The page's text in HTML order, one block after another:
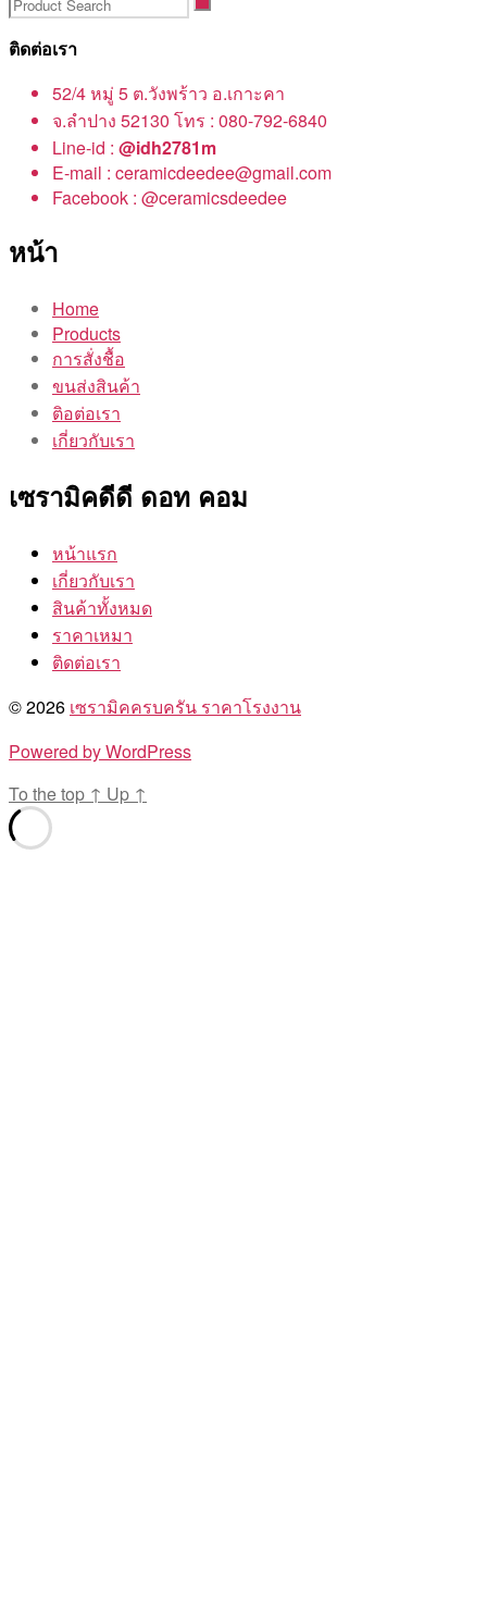
ติดต่อเรา
52/4 หมู่ 5 ต.วังพร้าว อ.เกาะคา
จ.ลำปาง 52130 โทร : 080-792-6840
Line-id : @idh2781m
E-mail : ceramicdeedee@gmail.com
Facebook : @ceramicsdeedee
หน้า
Home
Products
การสั่งชื้อ
ขนส่งสินค้า
ติอต่อเรา
เกี่ยวกับเรา
เซรามิคดีดี ดอท คอม
หน้าแรก
เกี่ยวกับเรา
สินค้าทั้งหมด
ราคาเหมา
ติดต่อเรา
© 2026 เซรามิคครบครัน ราคาโรงงาน
Powered by WordPress
To the top ↑ Up ↑